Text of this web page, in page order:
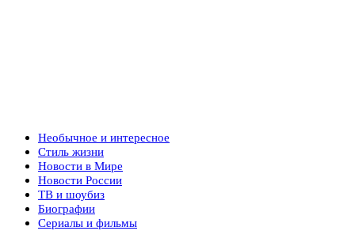
Необычное и интересное
Стиль жизни
Новости в Мире
Новости России
ТВ и шоубиз
Биографии
Сериалы и фильмы